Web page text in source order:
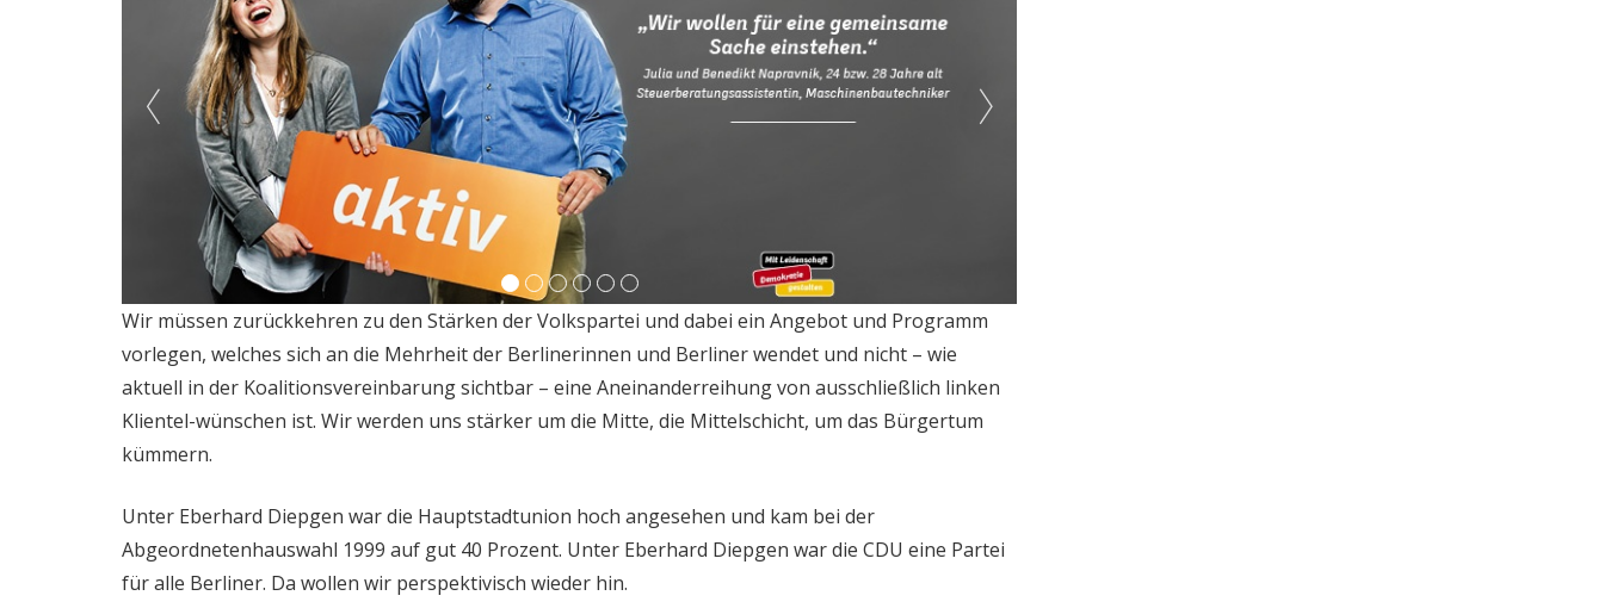
Wir müssen zurückkehren zu den Stärken der Volkspartei und dabei ein Angebot und Programm
vorlegen, welches sich an die Mehrheit der Berlinerinnen und Berliner wendet und nicht – wie
aktuell in der Koalitionsvereinbarung sichtbar – eine Aneinanderreihung von ausschließlich linken
Klientel-wünschen ist. Wir werden uns stärker um die Mitte, die Mittelschicht, um das Bürgertum
kümmern.
Unter Eberhard Diepgen war die Hauptstadtunion hoch angesehen und kam bei der
Abgeordnetenhauswahl 1999 auf gut 40 Prozent. Unter Eberhard Diepgen war die CDU eine Partei
für alle Berliner. Da wollen wir perspektivisch wieder hin.